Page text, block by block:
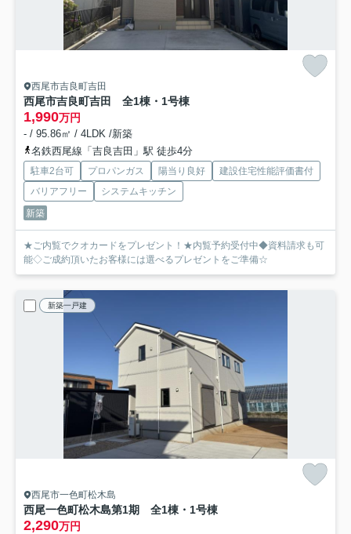
西尾市吉良町吉田
西尾市吉良町吉田 全1棟・1号棟
1,990万円
- / 95.86㎡ / 4LDK /新築
名鉄西尾線「吉良吉田」駅 徒歩4分
駐車2台可 プロパンガス 陽当り良好
建設住宅性能評価書付
バリアフリー
システムキッチン
新築
★ご内覧でクオカードをプレゼント！★内覧予約受付中◆資料請求も可
能◇ご成約頂いたお客様には選べるプレゼントをご準備☆
新築一戸建
西尾市一色町松木島
西尾一色町松木島第1期 全1棟・1号棟
2,290万円